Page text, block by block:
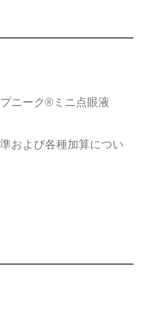
ニーク®ミニ点眼液
および各種加算につい